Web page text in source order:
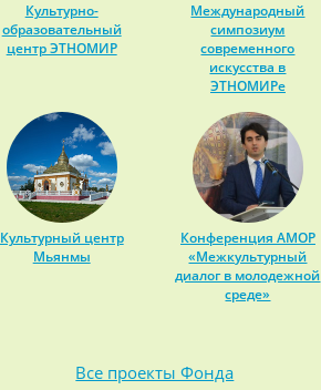
Культурно-
образовательный
центр ЭТНОМИР
Международный
симпозиум
современного
искусства в
ЭТНОМИРе
Культурный центр
Мьянмы
Конференция АМОР
«Межкультурный
диалог в молодежной
среде»
Все проекты Фонда